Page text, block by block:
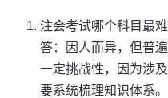
注会考试哪个科目最难
答：因人而异，但普
一定挑战性，因为涉
要系统梳理知识体系。